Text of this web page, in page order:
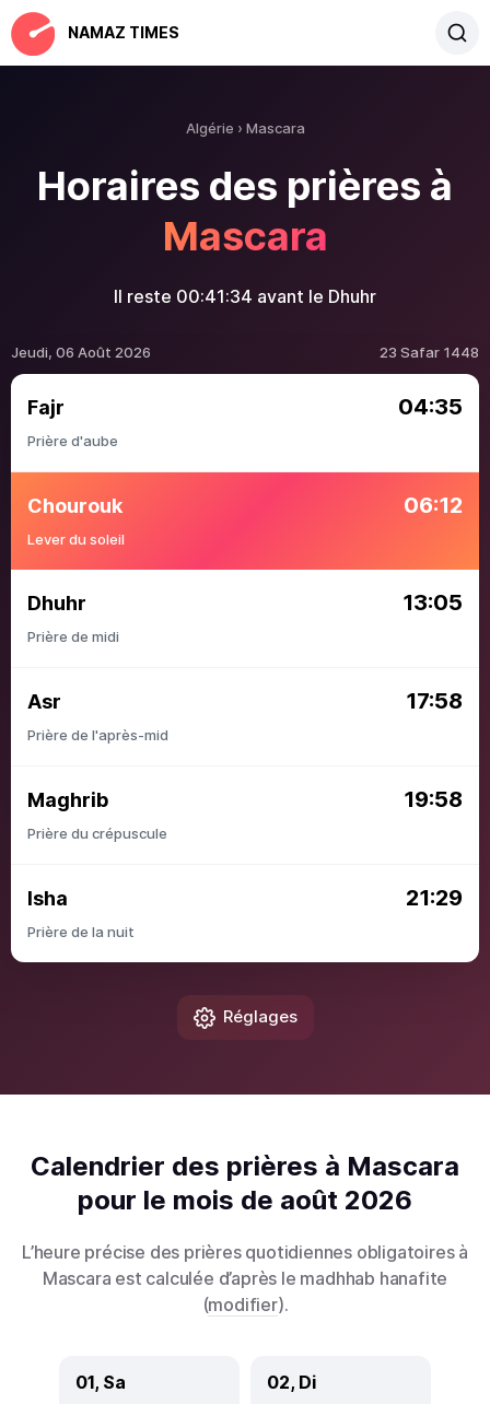
NAMAZ TIMES
Algérie Mascara
Horaires des prières à
Mascara
Il reste 00:41:33 avant le Dhuhr
Jeudi, 06 Août 2026 23 Safar 1448
Fajr 04:35
Prière d'aube
Chourouk 06:12
Lever du soleil
Dhuhr 13:05
Prière de midi
Asr 17:58
Prière de l'après-mid
Maghrib 19:58
Prière du crépuscule
Isha 21:29
Prière de la nuit
Réglages
Calendrier des prières à Mascara
pour le mois de août 2026
L’heure précise des prières quotidiennes obligatoires à
Mascara est calculée d’après le madhhab hanafite
(modifier).
01, Sa 02, Di